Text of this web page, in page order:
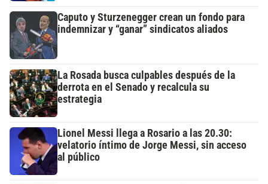
Caputo y Sturzenegger crean un fondo para
indemnizar y “ganar” sindicatos aliados
La Rosada busca culpables después de la
derrota en el Senado y recalcula su
estrategia
Lionel Messi llega a Rosario a las 20.30:
velatorio íntimo de Jorge Messi, sin acceso
al público